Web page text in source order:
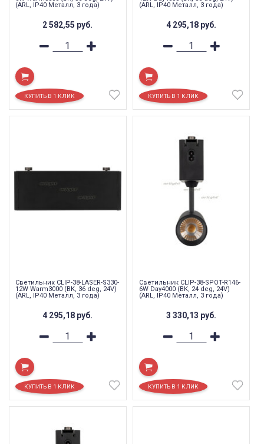
(ARL, IP40 Металл, 3 года)
2 582,55 руб.
(ARL, IP40 Металл, 3 года)
4 295,18 руб.
Светильник CLIP-38-LASER-S330-
12W Warm3000 (BK, 36 deg, 24V)
(ARL, IP40 Металл, 3 года)
4 295,18 руб.
Светильник CLIP-38-SPOT-R146-
6W Day4000 (BK, 24 deg, 24V)
(ARL, IP40 Металл, 3 года)
3 330,13 руб.